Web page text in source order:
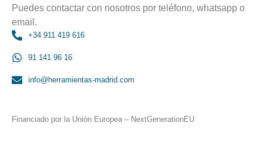
Puedes contactar con nosotros por teléfono, whatsapp o
email.
+34 911 419 616
91 141 96 16
info@herramientas-madrid.com
Financiado por la Unión Europea – NextGenerationEU